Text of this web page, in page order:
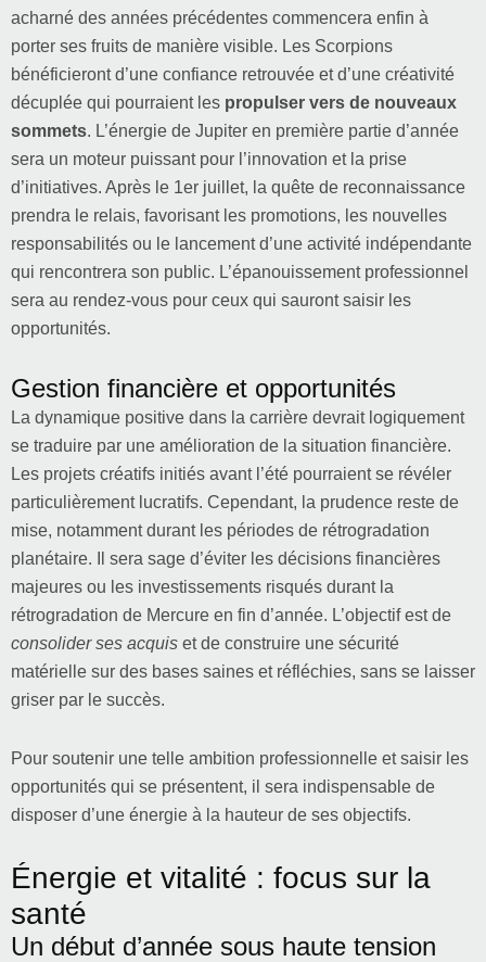
acharné des années précédentes commencera enfin à
porter ses fruits de manière visible. Les Scorpions
bénéficieront d’une confiance retrouvée et d’une créativité
décuplée qui pourraient les propulser vers de nouveaux
sommets. L’énergie de Jupiter en première partie d’année
sera un moteur puissant pour l’innovation et la prise
d’initiatives. Après le 1er juillet, la quête de reconnaissance
prendra le relais, favorisant les promotions, les nouvelles
responsabilités ou le lancement d’une activité indépendante
qui rencontrera son public. L’épanouissement professionnel
sera au rendez-vous pour ceux qui sauront saisir les
opportunités.
Gestion financière et opportunités
La dynamique positive dans la carrière devrait logiquement
se traduire par une amélioration de la situation financière.
Les projets créatifs initiés avant l’été pourraient se révéler
particulièrement lucratifs. Cependant, la prudence reste de
mise, notamment durant les périodes de rétrogradation
planétaire. Il sera sage d’éviter les décisions financières
majeures ou les investissements risqués durant la
rétrogradation de Mercure en fin d’année. L’objectif est de
consolider ses acquis et de construire une sécurité
matérielle sur des bases saines et réfléchies, sans se laisser
griser par le succès.
Pour soutenir une telle ambition professionnelle et saisir les
opportunités qui se présentent, il sera indispensable de
disposer d’une énergie à la hauteur de ses objectifs.
Énergie et vitalité : focus sur la
santé
Un début d’année sous haute tension